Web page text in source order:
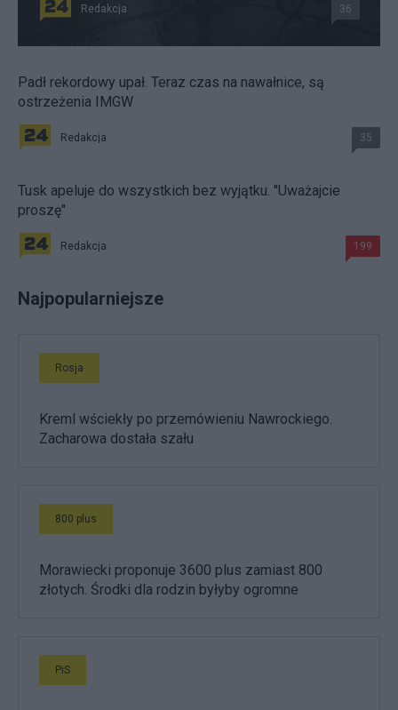
Redakcja 36
Padł rekordowy upał. Teraz czas na nawałnice, są
ostrzeżenia IMGW
Redakcja 35
Tusk apeluje do wszystkich bez wyjątku. "Uważajcie
proszę"
Redakcja 199
Najpopularniejsze
Rosja
Kreml wściekły po przemówieniu Nawrockiego.
Zacharowa dostała szału
800 plus
Morawiecki proponuje 3600 plus zamiast 800
złotych. Środki dla rodzin byłyby ogromne
PiS